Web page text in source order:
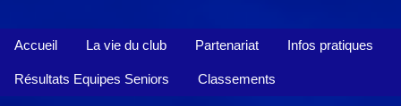
Accueil La vie du club Partenariat Infos pratiques
Résultats Equipes Seniors Classements